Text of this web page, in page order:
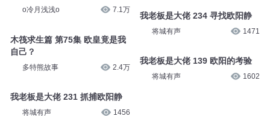
o冷月浅浅o 7.1万
木筏求生篇 第75集 欧皇竟是我
自己？
多特熊故事 2.4万
我老板是大佬 231 抓捕欧阳静
将城有声 1456
我老板是大佬 234 寻找欧阳静
将城有声 1471
我老板是大佬 139 欧阳的考验
将城有声 1602